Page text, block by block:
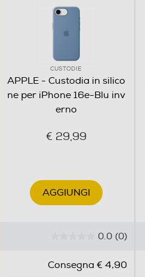
CUSTODIE
APPLE - Custodia in silico
ne per iPhone 16e-Blu inv
erno
€ 29,99
AGGIUNGI
0.0 (0)
Consegna € 4,90